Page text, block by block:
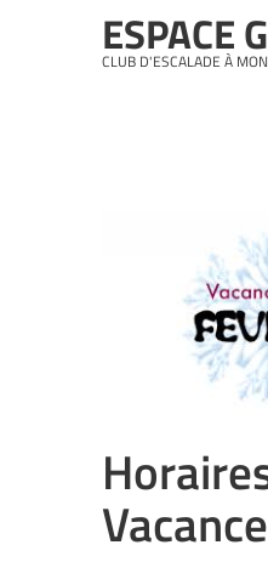
ESPACE
CLUB D'ESCALADE À